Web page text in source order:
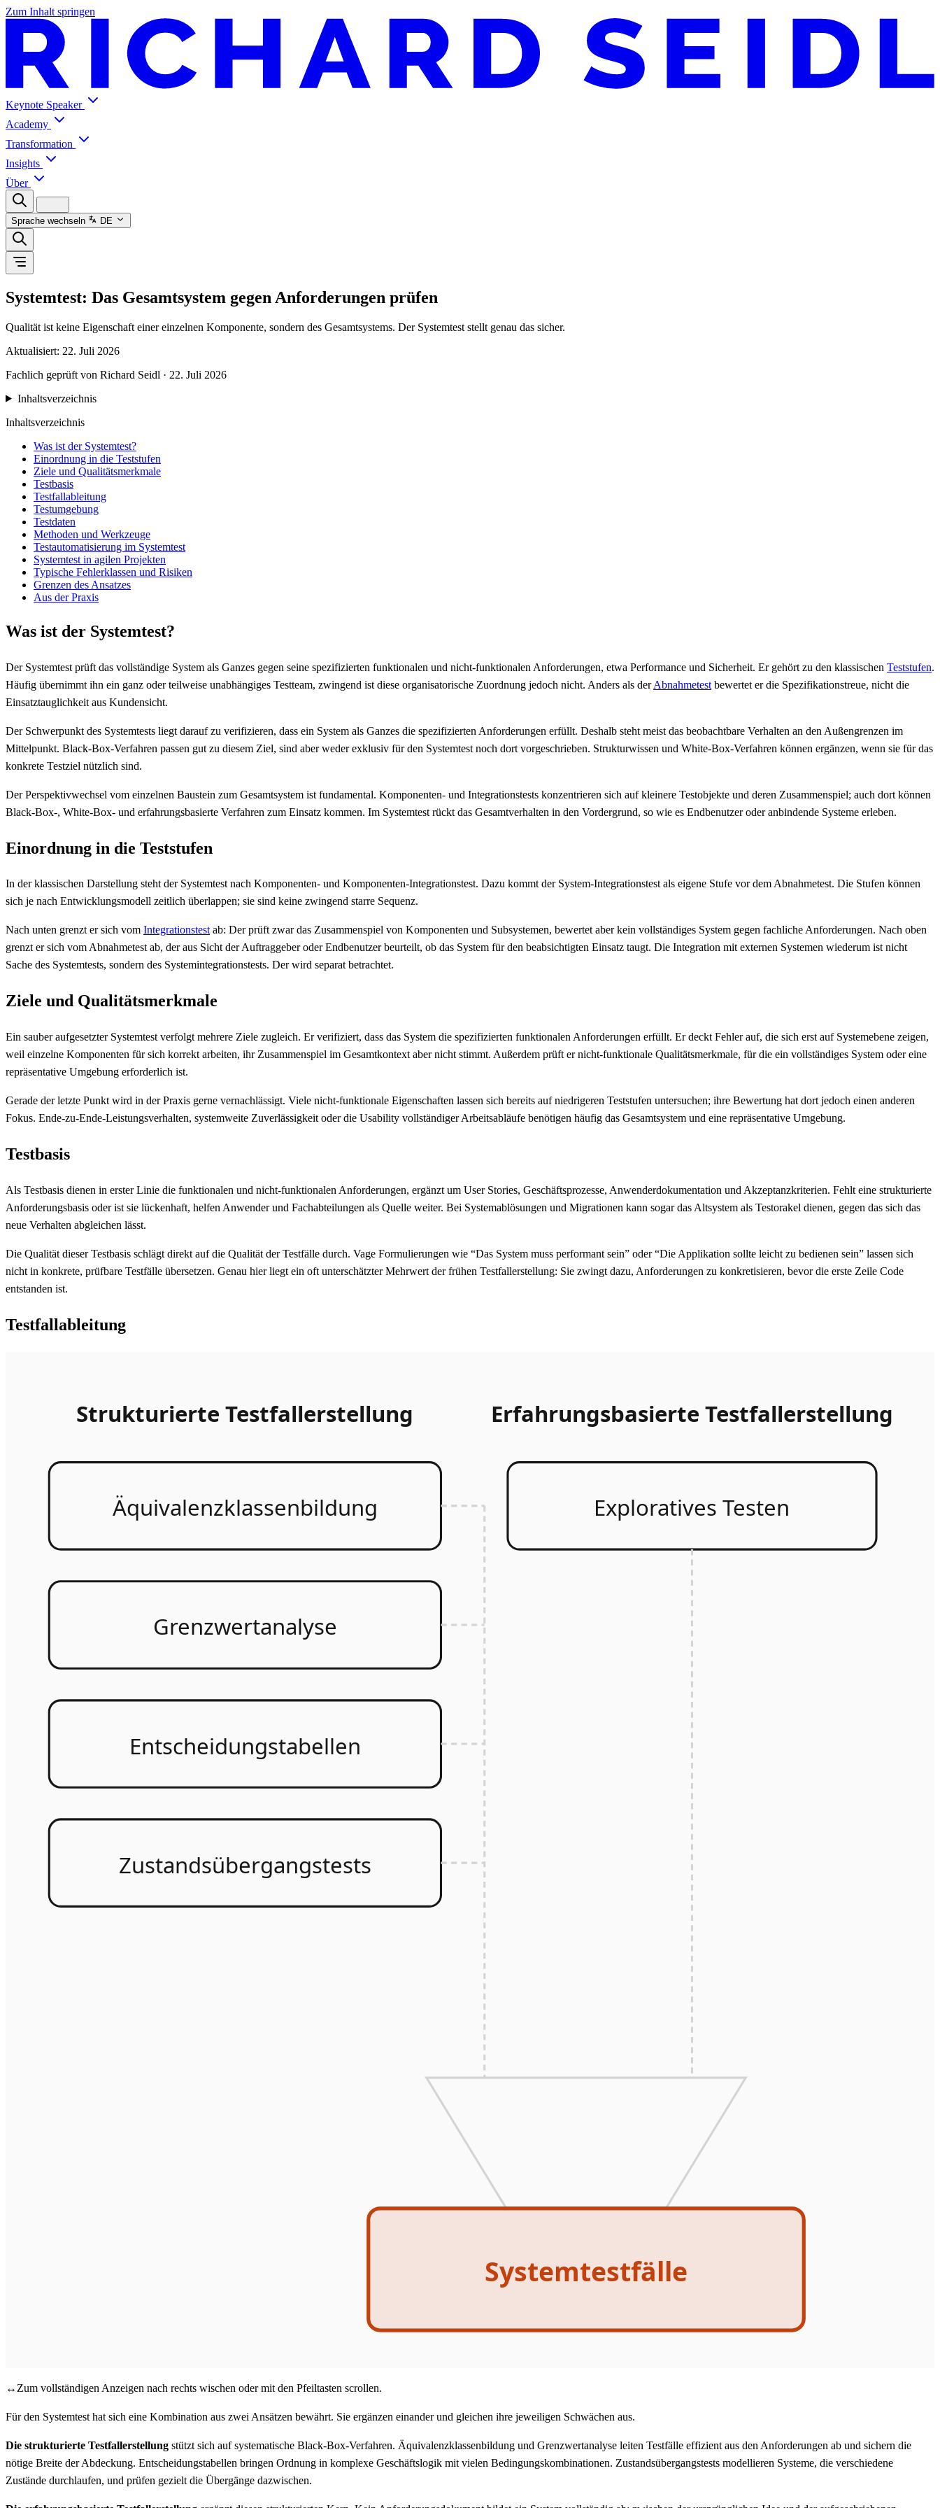
Zum Inhalt springen
Keynote Speaker
Academy
Transformation
Insights
Über
Sprache wechseln DE
Systemtest: Das Gesamtsystem gegen Anforderungen prüfen
Qualität ist keine Eigenschaft einer einzelnen Komponente, sondern des Gesamtsystems. Der Systemtest stellt genau das sicher.
Aktualisiert: 22. Juli 2026
Fachlich geprüft von Richard Seidl · 22. Juli 2026
Inhaltsverzeichnis
Inhaltsverzeichnis
Was ist der Systemtest?
Einordnung in die Teststufen
Ziele und Qualitätsmerkmale
Testbasis
Testfallableitung
Testumgebung
Testdaten
Methoden und Werkzeuge
Testautomatisierung im Systemtest
Systemtest in agilen Projekten
Typische Fehlerklassen und Risiken
Grenzen des Ansatzes
Aus der Praxis
Was ist der Systemtest?
Der Systemtest prüft das vollständige System als Ganzes gegen seine spezifizierten funktionalen und nicht-funktionalen Anforderungen, etwa Performance und Sicherheit. Er gehört zu den klassischen Teststufen.
Häufig übernimmt ihn ein ganz oder teilweise unabhängiges Testteam, zwingend ist diese organisatorische Zuordnung jedoch nicht. Anders als derAbnahmetest bewertet er die Spezifikationstreue, nicht die
Einsatztauglichkeit aus Kundensicht.
Der Schwerpunkt des Systemtests liegt darauf zu verifizieren, dass ein System als Ganzes die spezifizierten Anforderungen erfüllt. Deshalb steht meist das beobachtbare Verhalten an den Außengrenzen im
Mittelpunkt. Black-Box-Verfahren passen gut zu diesem Ziel, sind aber weder exklusiv für den Systemtest noch dort vorgeschrieben. Strukturwissen und White-Box-Verfahren können ergänzen, wenn sie für das
konkrete Testziel nützlich sind.
Der Perspektivwechsel vom einzelnen Baustein zum Gesamtsystem ist fundamental. Komponenten- und Integrationstests konzentrieren sich auf kleinere Testobjekte und deren Zusammenspiel; auch dort können
Black-Box-, White-Box- und erfahrungsbasierte Verfahren zum Einsatz kommen. Im Systemtest rückt das Gesamtverhalten in den Vordergrund, so wie es Endbenutzer oder anbindende Systeme erleben.
Einordnung in die Teststufen
In der klassischen Darstellung steht der Systemtest nach Komponenten- und Komponenten-Integrationstest. Dazu kommt der System-Integrationstest als eigene Stufe vor dem Abnahmetest. Die Stufen können
sich je nach Entwicklungsmodell zeitlich überlappen; sie sind keine zwingend starre Sequenz.
Nach unten grenzt er sich vom Integrationstestab: Der prüft zwar das Zusammenspiel von Komponenten und Subsystemen, bewertet aber kein vollständiges System gegen fachliche Anforderungen. Nach oben
grenzt er sich vom Abnahmetest ab, der aus Sicht der Auftraggeber oder Endbenutzer beurteilt, ob das System für den beabsichtigten Einsatz taugt. Die Integration mit externen Systemen wiederum ist nicht
Sache des Systemtests, sondern des Systemintegrationstests. Der wird separat betrachtet.
Ziele und Qualitätsmerkmale
Ein sauber aufgesetzter Systemtest verfolgt mehrere Ziele zugleich. Er verifiziert, dass das System die spezifizierten funktionalen Anforderungen erfüllt. Er deckt Fehler auf, die sich erst auf Systemebene zeigen,
weil einzelne Komponenten für sich korrekt arbeiten, ihr Zusammenspiel im Gesamtkontext aber nicht stimmt. Außerdem prüft er nicht-funktionale Qualitätsmerkmale, für die ein vollständiges System oder eine
repräsentative Umgebung erforderlich ist.
Gerade der letzte Punkt wird in der Praxis gerne vernachlässigt. Viele nicht-funktionale Eigenschaften lassen sich bereits auf niedrigeren Teststufen untersuchen; ihre Bewertung hat dort jedoch einen anderen
Fokus. Ende-zu-Ende-Leistungsverhalten, systemweite Zuverlässigkeit oder die Usability vollständiger Arbeitsabläufe benötigen häufig das Gesamtsystem und eine repräsentative Umgebung.
Testbasis
Als Testbasis dienen in erster Linie die funktionalen und nicht-funktionalen Anforderungen, ergänzt um User Stories, Geschäftsprozesse, Anwenderdokumentation und Akzeptanzkriterien. Fehlt eine strukturierte
Anforderungsbasis oder ist sie lückenhaft, helfen Anwender und Fachabteilungen als Quelle weiter. Bei Systemablösungen und Migrationen kann sogar das Altsystem als Testorakel dienen, gegen das sich das
neue Verhalten abgleichen lässt.
Die Qualität dieser Testbasis schlägt direkt auf die Qualität der Testfälle durch. Vage Formulierungen wie “Das System muss performant sein” oder “Die Applikation sollte leicht zu bedienen sein” lassen sich
nicht in konkrete, prüfbare Testfälle übersetzen. Genau hier liegt ein oft unterschätzter Mehrwert der frühen Testfallerstellung: Sie zwingt dazu, Anforderungen zu konkretisieren, bevor die erste Zeile Code
entstanden ist.
Testfallableitung
Strukturierte Testfallerstellung Erfahrungsbasierte Testfallerstellung
Äquivalenzklassenbildung
Grenzwertanalyse
Entscheidungstabellen
Zustandsübergangstests
Exploratives Testen
Systemtestfälle
↔Zum vollständigen Anzeigen nach rechts wischen oder mit den Pfeiltasten scrollen.
Für den Systemtest hat sich eine Kombination aus zwei Ansätzen bewährt. Sie ergänzen einander und gleichen ihre jeweiligen Schwächen aus.
Die strukturierte Testfallerstellung stützt sich auf systematische Black-Box-Verfahren. Äquivalenzklassenbildung und Grenzwertanalyse leiten Testfälle effizient aus den Anforderungen ab und sichern die
nötige Breite der Abdeckung. Entscheidungstabellen bringen Ordnung in komplexe Geschäftslogik mit vielen Bedingungskombinationen. Zustandsübergangstests modellieren Systeme, die verschiedene
Zustände durchlaufen, und prüfen gezielt die Übergänge dazwischen.